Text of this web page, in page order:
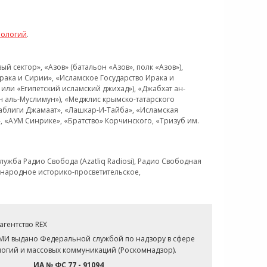
.
«Азов» (батальон «Азов», полк «Азов»),
и Сирии», «Исламское Государство Ирака и
«Египетский исламский джихад»), «Джабхат ан-
Муслимун»), «Меджлис крымско-татарского
Джамаат», «Лашкар-И-Тайба», «Исламская
Синрике», «Братство» Корчинского, «Тризуб им.
Радио Свобода (Azatliq Radiosi), Радио Свободная
историко-просветительское,
REX
выдано Федеральной службой по надзору в сфере
и массовых коммуникаций (Роскомнадзор).
ИА № ФС 77 - 91094